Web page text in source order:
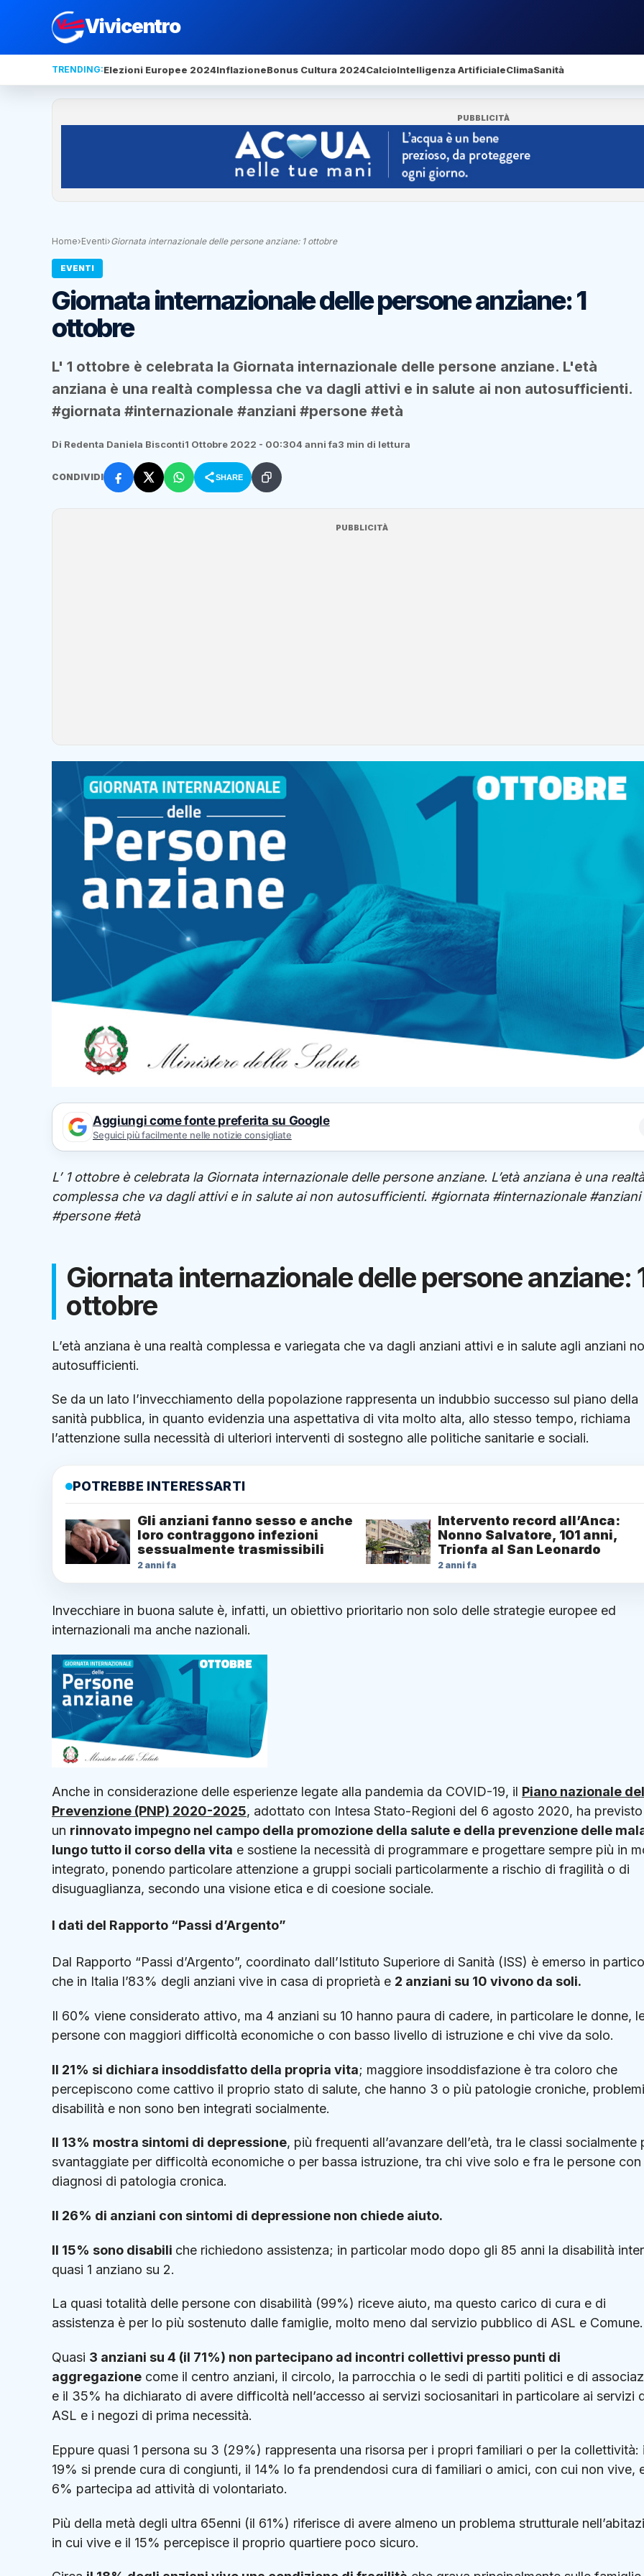
Vivicentro
TRENDING:Elezioni Europee 2024InflazioneBonus Cultura 2024CalcioIntelligenza ArtificialeClimaSanità
PUBBLICITÀ
Home›Eventi›Giornata internazionale delle persone anziane: 1 ottobre
EVENTI
Giornata internazionale delle persone anziane: 1
ottobre
L' 1 ottobre è celebrata la Giornata internazionale delle persone anziane. L'età
anziana è una realtà complessa che va dagli attivi e in salute ai non autosufficienti.
#giornata #internazionale #anziani #persone #età
Di Redenta Daniela Bisconti1 Ottobre 2022 - 00:304 anni fa3 min di lettura
CONDIVIDI SHARE
PUBBLICITÀ
Aggiungi come fonte preferita su Google
Seguici più facilmente nelle notizie consigliate
L’ 1 ottobre è celebrata la Giornata internazionale delle persone anziane. L’età anziana è una realtà
complessa che va dagli attivi e in salute ai non autosufficienti. #giornata #internazionale #anziani
#persone #età
Giornata internazionale delle persone anziane:
ottobre
L’età anziana è una realtà complessa e variegata che va dagli anziani attivi e in salute agli anziani
autosufficienti.
Se da un lato l’invecchiamento della popolazione rappresenta un indubbio successo sul piano della
sanità pubblica, in quanto evidenzia una aspettativa di vita molto alta, allo stesso tempo, richiama
l’attenzione sulla necessità di ulteriori interventi di sostegno alle politiche sanitarie e sociali.
POTREBBE INTERESSARTI
Gli anziani fanno sesso e anche
loro contraggono infezioni
sessualmente trasmissibili
2 anni fa
Intervento record all’Anca:
Nonno Salvatore, 101 anni,
Trionfa al San Leonardo
2 anni fa
Invecchiare in buona salute è, infatti, un obiettivo prioritario non solo delle strategie europee ed
internazionali ma anche nazionali.
Anche in considerazione delle esperienze legate alla pandemia da COVID-19, il Piano nazionale
Prevenzione (PNP) 2020-2025, adottato con Intesa Stato-Regioni del 6 agosto 2020, ha previsto
un rinnovato impegno nel campo della promozione della salute e della prevenzione delle
lungo tutto il corso della vita e sostiene la necessità di programmare e progettare sempre più in
integrato, ponendo particolare attenzione a gruppi sociali particolarmente a rischio di fragilità o di
disuguaglianza, secondo una visione etica e di coesione sociale.
I dati del Rapporto “Passi d’Argento”
Dal Rapporto “Passi d’Argento”, coordinato dall’Istituto Superiore di Sanità (ISS) è emerso in
che in Italia l’83% degli anziani vive in casa di proprietà e 2 anziani su 10 vivono da soli.
Il 60% viene considerato attivo, ma 4 anziani su 10 hanno paura di cadere, in particolare le donne,
persone con maggiori difficoltà economiche o con basso livello di istruzione e chi vive da solo.
Il 21% si dichiara insoddisfatto della propria vita; maggiore insoddisfazione è tra coloro che
percepiscono come cattivo il proprio stato di salute, che hanno 3 o più patologie croniche,
disabilità e non sono ben integrati socialmente.
Il 13% mostra sintomi di depressione, più frequenti all’avanzare dell’età, tra le classi socialmente
svantaggiate per difficoltà economiche o per bassa istruzione, tra chi vive solo e fra le persone con
diagnosi di patologia cronica.
Il 26% di anziani con sintomi di depressione non chiede aiuto.
Il 15% sono disabili che richiedono assistenza; in particolar modo dopo gli 85 anni la disabilità
quasi 1 anziano su 2.
La quasi totalità delle persone con disabilità (99%) riceve aiuto, ma questo carico di cura e di
assistenza è per lo più sostenuto dalle famiglie, molto meno dal servizio pubblico di ASL e Comune.
Quasi 3 anziani su 4 (il 71%) non partecipano ad incontri collettivi presso punti di
aggregazione come il centro anziani, il circolo, la parrocchia o le sedi di partiti politici e di
e il 35% ha dichiarato di avere difficoltà nell’accesso ai servizi sociosanitari in particolare ai servizi
ASL e i negozi di prima necessità.
Eppure quasi 1 persona su 3 (29%) rappresenta una risorsa per i propri familiari o per la collettività:
19% si prende cura di congiunti, il 14% lo fa prendendosi cura di familiari o amici, con cui non vive,
6% partecipa ad attività di volontariato.
Più della metà degli ultra 65enni (il 61%) riferisce di avere almeno un problema strutturale
in cui vive e il 15% percepisce il proprio quartiere poco sicuro.